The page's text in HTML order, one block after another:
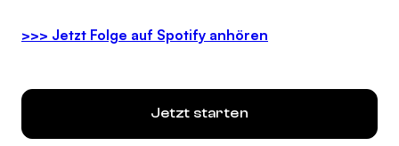
>>> Jetzt Folge auf Spotify anhören
Jetzt starten